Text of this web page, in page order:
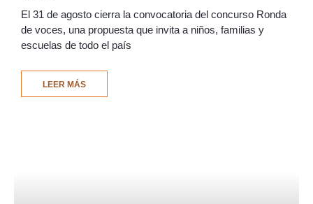
El 31 de agosto cierra la convocatoria del concurso Ronda
de voces, una propuesta que invita a niños, familias y
escuelas de todo el país
LEER MÁS